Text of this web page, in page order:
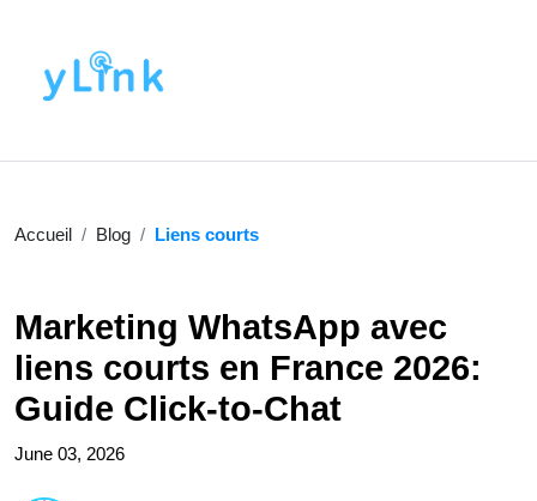
Accueil Blog Liens courts
Marketing WhatsApp avec
liens courts en France 2026:
Guide Click-to-Chat
June 03, 2026